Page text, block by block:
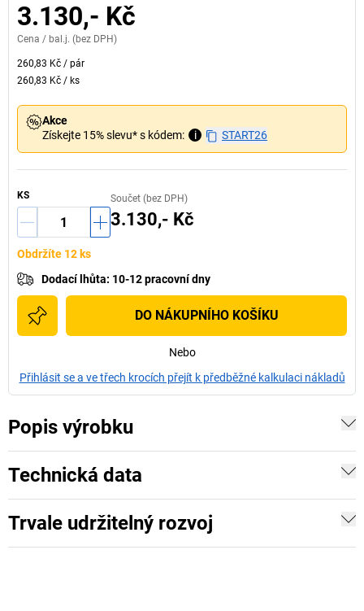
3.130,- Kč
Cena / bal.j. (bez DPH)
260,83 Kč / pár
260,83 Kč / ks
Akce
Získejte 15% slevu* s kódem:
i START26
KS Součet (bez DPH)
3.130,- Kč
Obdržíte 12 ks
Dodací lhůta: 10-12 pracovní dny
DO NÁKUPNÍHO KOŠÍKU
Nebo
Přihlásit se a ve třech krocích přejít k předběžné kalkulaci nákladů
Popis výrobku
Technická data
Trvale udržitelný rozvoj